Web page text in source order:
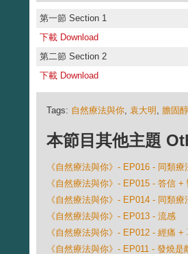
第一節 Section 1
下載 Download
第二節 Section 2
下載 Download
Tags: 自然療法與你, 袁大明 , 膽固醇
本節目其他主題
《自然療法與你》- EP016 - 同類
《自然療法與你》- EP015 - 答信 +
《自然療法與你》- EP014 - 同類
《自然療法與你》- EP013 - 流感
《自然療法與你》- EP012 - 經痛
《自然療法與你》- EP011 - 發燒